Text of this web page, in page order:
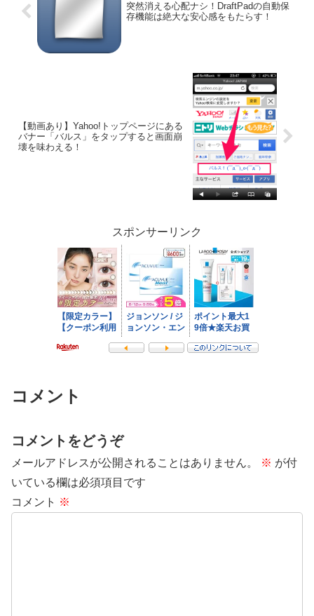
突然消える心配ナシ！DraftPadの自動保
存機能は絶大な安心感をもたらす！
【動画あり】Yahoo!トップページにある
バナー「バルス」をタップすると画面崩
壊を味わえる！
スポンサーリンク
コメント
コメントをどうぞ
メールアドレスが公開されることはありません。 ※ が付
いている欄は必須項目です
コメント ※